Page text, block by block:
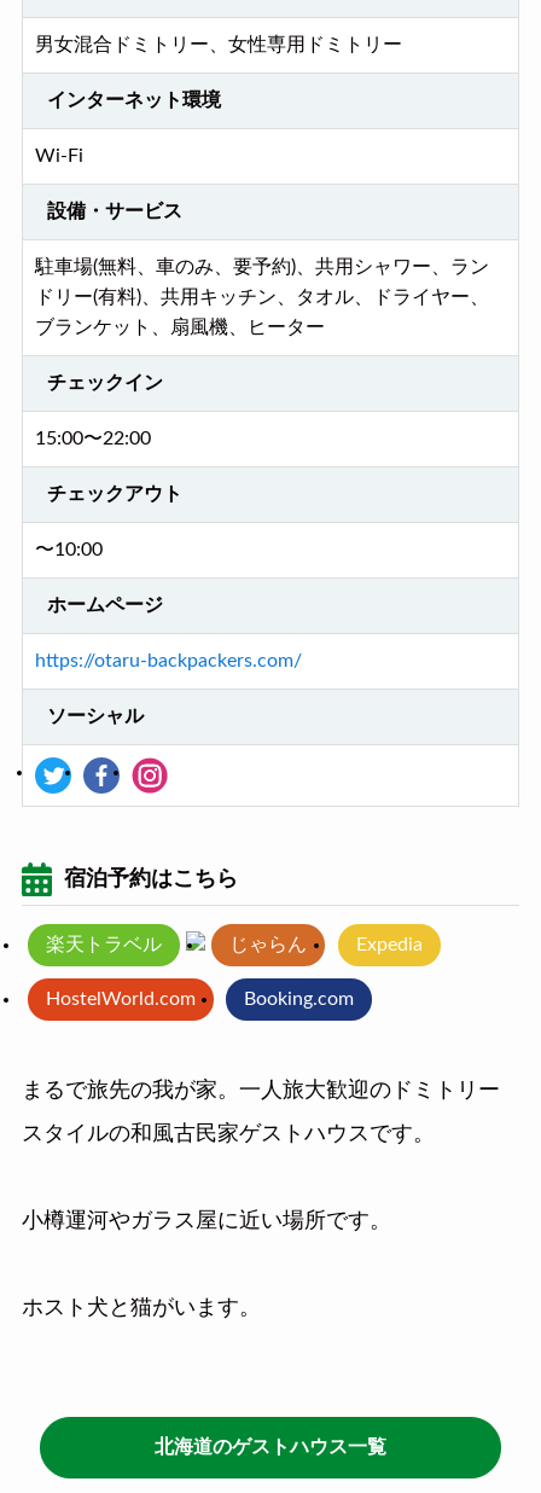
男女混合ドミトリー、女性専用ドミトリー
インターネット環境
Wi-Fi
設備・サービス
駐車場(無料、車のみ、要予約)、共用シャワー、ラン
ドリー(有料)、共用キッチン、タオル、ドライヤー、
ブランケット、扇風機、ヒーター
チェックイン
15:00〜22:00
チェックアウト
〜10:00
ホームページ
https://otaru-backpackers.com/
ソーシャル
宿泊予約はこちら
楽天トラベル じゃらん Expedia
HostelWorld.com Booking.com
まるで旅先の我が家。一人旅大歓迎のドミトリー
スタイルの和風古民家ゲストハウスです。
小樽運河やガラス屋に近い場所です。
ホスト犬と猫がいます。
北海道のゲストハウス一覧